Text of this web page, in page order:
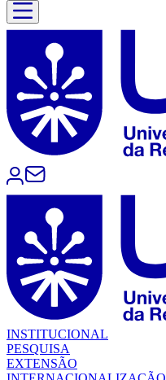
INSTITUCIONAL
PESQUISA
EXTENSÃO